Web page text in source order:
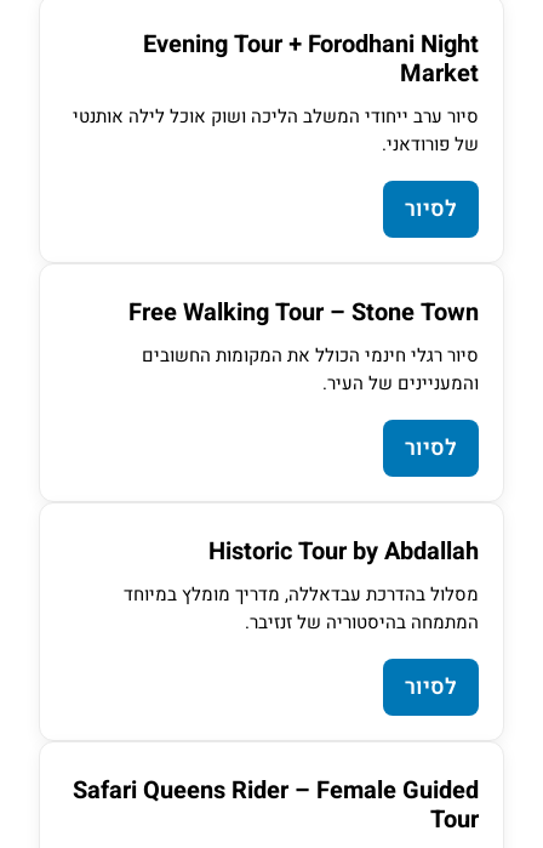
Evening Tour + Forodhani Night
Market
סיור ערב ייחודי המשלב הליכה ושוק אוכל לילה אותנטי
של פורודאני.
לסיור
Free Walking Tour – Stone Town
סיור רגלי חינמי הכולל את המקומות החשובים
והמעניינים של העיר.
לסיור
Historic Tour by Abdallah
מסלול בהדרכת עבדאללה, מדריך מומלץ במיוחד
המתמחה בהיסטוריה של זנזיבר.
לסיור
Safari Queens Rider – Female Guided
Tour